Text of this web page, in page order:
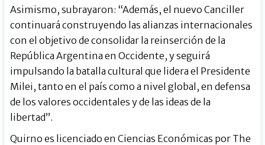
Asimismo, subrayaron: “Además, el nuevo Canciller
continuará construyendo las alianzas internacionales
con el objetivo de consolidar la reinserción de la
República Argentina en Occidente, y seguirá
impulsando la batalla cultural que lidera el Presidente
Milei, tanto en el país como a nivel global, en defensa
de los valores occidentales y de las ideas de la
libertad”.
Quirno es licenciado en Ciencias Económicas por The